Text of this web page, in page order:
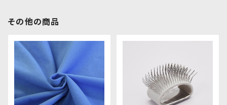
その他の商品